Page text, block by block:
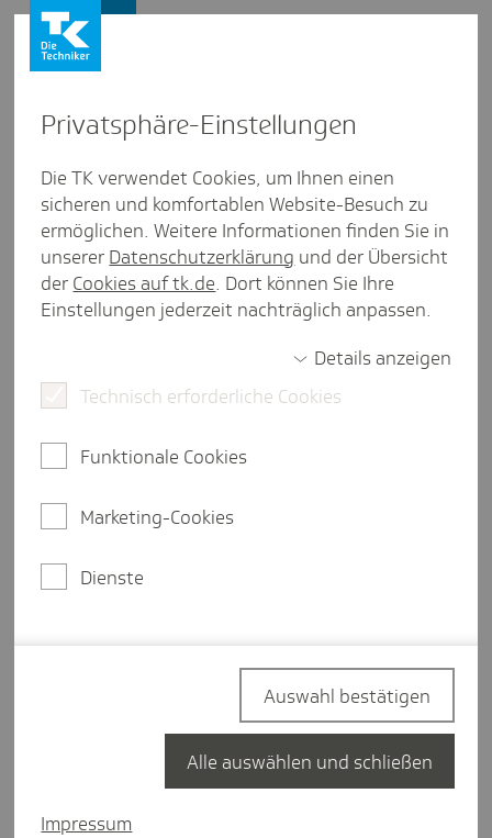
Inno­va­ti­ons­re­port
Der Innovationsreport ist das Ergebnis eines
Forschungsvorhabens unter der Leitung von Prof.
Dr. Gerd Glaeske. Dieses wurde mit Unterstützung
der TK in den Jahren 2013 und 2014 durch das
Bremen durchgeführt. Nach Umfirmierung des
Ungleichheit und Sozialpolitik - wurde das
SOCIUM fortgeführt.
2 Minuten Lesezeit
Personengruppen Ärzte
um mehr Transparenz in den Arzneimittelmarkt zu
bringen und Ärztinnen und Ärzten eine bessere
Orientierung für die Anwendung neuer Arzneimittel
In den Reporten werden die Arzneimittel nach den
Privat­sphäre-Einstel­lungen
Die TK verwendet Cookies, um Ihnen einen
sicheren und komfortablen Website-Besuch zu
ermöglichen. Weitere Informationen finden Sie in
unserer Datenschutzerklärung und der Übersicht
der Cookies auf tk.de. Dort können Sie Ihre
Einstellungen jederzeit nachträglich anpassen.
Details anzeigen
Technisch erforderliche Cookies
Funktionale Cookies
Marketing-Cookies
Dienste
Impressum
Auswahl bestätigen
Alle auswählen und schließen